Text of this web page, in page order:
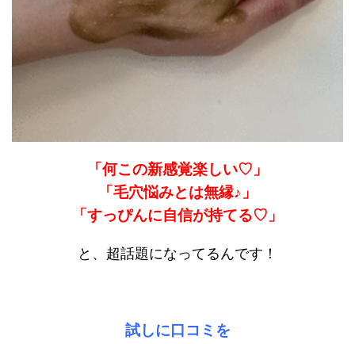
「何この新感覚楽しい♡」
「毛穴悩みとは無縁♪」
「すっぴんに自信が持てる♡」
と、超話題になってるんです！
試しに口コミを